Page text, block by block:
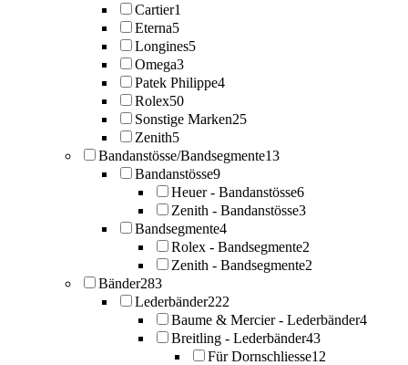
Cartier1
Eterna5
Longines5
Omega3
Patek Philippe4
Rolex50
Sonstige Marken25
Zenith5
Bandanstösse/Bandsegmente13
Bandanstösse9
Heuer - Bandanstösse6
Zenith - Bandanstösse3
Bandsegmente4
Rolex - Bandsegmente2
Zenith - Bandsegmente2
Bänder283
Lederbänder222
Baume & Mercier - Lederbänder4
Breitling - Lederbänder43
Für Dornschliesse12